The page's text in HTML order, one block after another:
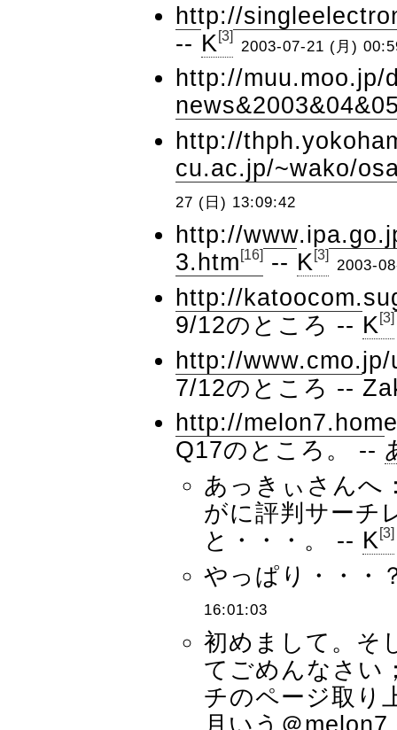
http://
-- K [3]
2003-07-21 (月)
http://muu.moo.jp/
http://
cu.ac.jp/~wako/
27 (日) 13:09:42
http://
3.htm [16]-- K [3]
2003-
http://
9/12のところ -- K [3]
http://
7/12のところ --
http://
Q17のところ。 --
あっきぃさんへ
がに評判サーチ
と・・・。 -- K[3]
やっぱり・・・
16:01:03
初めまして。そ
てごめんなさい
チのページ取り
月いう＠melon7